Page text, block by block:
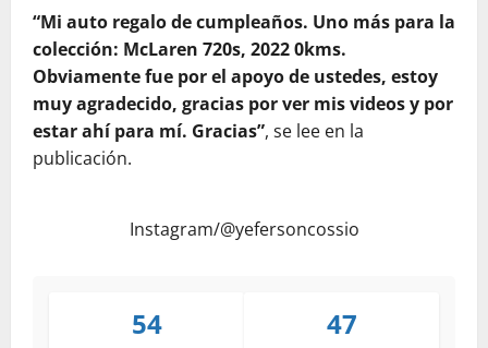
“Mi auto regalo de cumpleaños. Uno más para la
colección: McLaren 720s, 2022 0kms.
Obviamente fue por el apoyo de ustedes, estoy
muy agradecido, gracias por ver mis videos y por
estar ahí para mí. Gracias”, se lee en la
publicación.
Instagram/@yefersoncossio
54 47